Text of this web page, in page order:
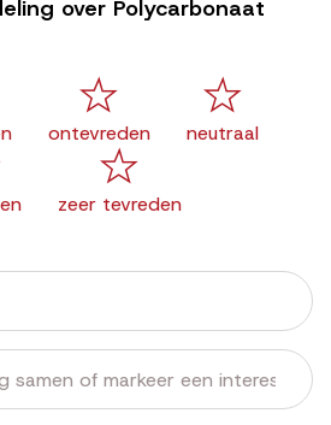
over Polycarbonaat
ontevreden neutraal
zeer tevreden